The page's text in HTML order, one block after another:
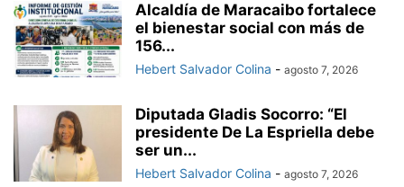
Alcaldía de Maracaibo fortalece
el bienestar social con más de
156...
Hebert Salvador Colina - agosto 7, 2026
Diputada Gladis Socorro: “El
presidente De La Espriella debe
ser un...
Hebert Salvador Colina - agosto 7, 2026